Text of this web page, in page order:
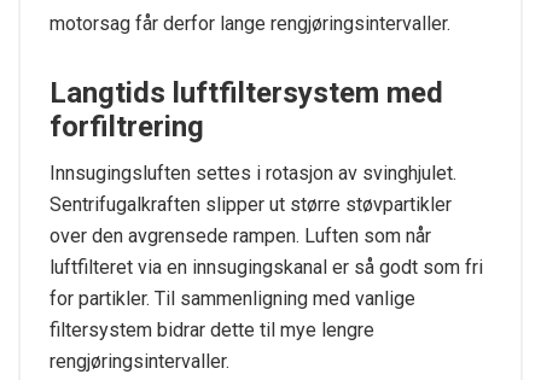
motorsag får derfor lange rengjøringsintervaller.
Langtids luftfiltersystem med
forfiltrering
Innsugingsluften settes i rotasjon av svinghjulet.
Sentrifugalkraften slipper ut større støvpartikler
over den avgrensede rampen. Luften som når
luftfilteret via en innsugingskanal er så godt som fri
for partikler. Til sammenligning med vanlige
filtersystem bidrar dette til mye lengre
rengjøringsintervaller.